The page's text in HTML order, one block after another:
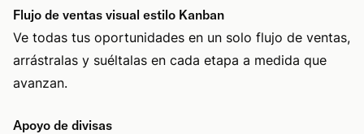
Flujo de ventas visual estilo Kanban
Ve todas tus oportunidades en un solo flujo de ventas,
arrástralas y suéltalas en cada etapa a medida que
avanzan.
Apoyo de divisas